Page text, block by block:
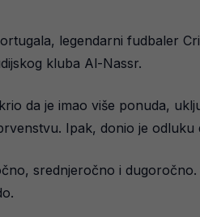
legendarni fudbaler
kluba Al-Nassr.
da je imao više ponuda,
Ipak, donio je odluku
srednjeročno i